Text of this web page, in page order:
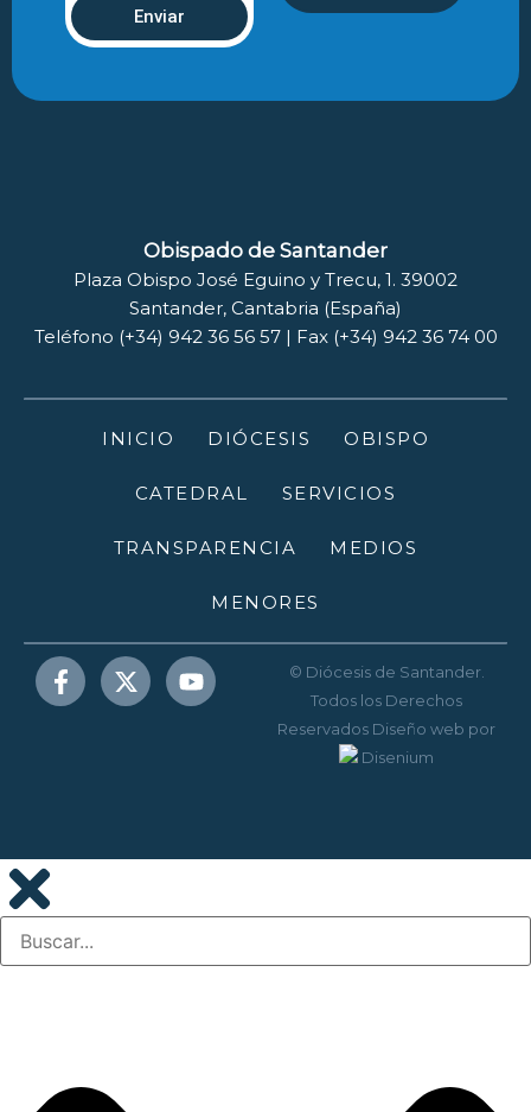
Enviar
Obispado de Santander
Plaza Obispo José Eguino y Trecu, 1. 39002
Santander, Cantabria (España)
Teléfono (+34) 942 36 56 57 | Fax (+34) 942 36 74 00
INICIO DIÓCESIS OBISPO
CATEDRAL SERVICIOS
TRANSPARENCIA MEDIOS
MENORES
© Diócesis de Santander.
Todos los Derechos
Reservados Diseño web por
Disenium